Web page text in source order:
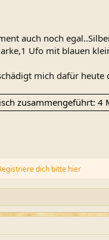
auch noch
Ufo mit blauen
mich dafür heute
zusammengeführt:4
dich bitte hier